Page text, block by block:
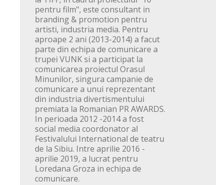
pentru film", este consultant in
branding & promotion pentru
artisti, industria media. Pentru
aproape 2 ani (2013-2014) a facut
parte din echipa de comunicare a
trupei VUNK si a participat la
comunicarea proiectul Orasul
Minunilor, singura campanie de
comunicare a unui reprezentant
din industria divertismentului
premiata la Romanian PR AWARDS.
In perioada 2012 -2014 a fost
social media coordonator al
Festivalului International de teatru
de la Sibiu. Intre aprilie 2016 -
aprilie 2019, a lucrat pentru
Loredana Groza in echipa de
comunicare.